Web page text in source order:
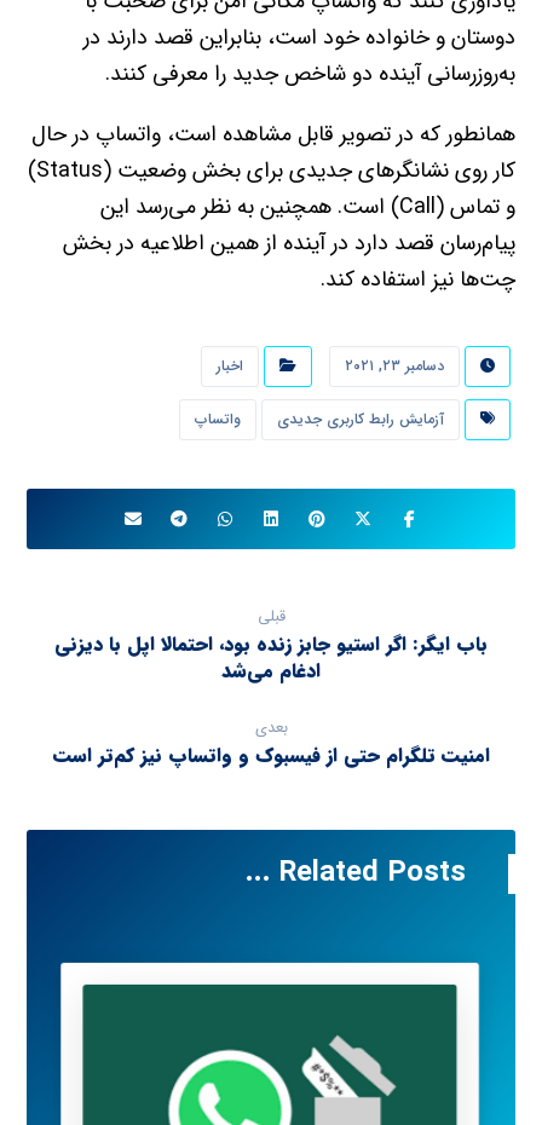
دوستان و خانواده خود است، بنابراین قصد دارند در
به‌روزرسانی آینده دو شاخص جدید را معرفی کنند.
همانطور که در تصویر قابل مشاهده است، واتساپ در حال
کار روی نشانگرهای جدیدی برای بخش وضعیت (Status)
و تماس (Call) است. همچنین به نظر می‌رسد این
پیام‌رسان قصد دارد در آینده از همین اطلاعیه در بخش
چت‌ها نیز استفاده کند.
دسامبر ۲۳, ۲۰۲۱ اخبار
آزمایش رابط کاربری جدیدی واتساپ
قبلی
باب ایگر: اگر استیو جابز زنده بود، احتمالا اپل با دیزنی
ادغام می‌شد
بعدی
امنیت تلگرام حتی از فیسبوک و واتساپ نیز کم‌تر است
Related Posts ...